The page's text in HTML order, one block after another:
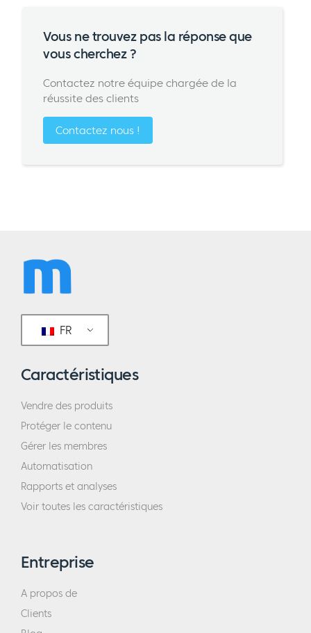
Vous ne trouvez pas la réponse que
vous cherchez ?
Contactez notre équipe chargée de la
réussite des clients
Contactez nous !
FR
Caractéristiques
Vendre des produits
Protéger le contenu
Gérer les membres
Automatisation
Rapports et analyses
Voir toutes les caractéristiques
Entreprise
A propos de
Clients